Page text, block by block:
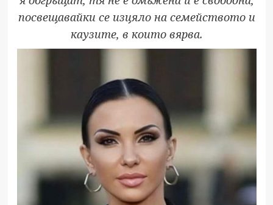
посвещавайки се изцяло на семейството и
каузите, в които вярва.